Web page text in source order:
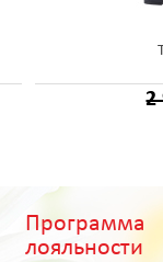
2
Программа
лояльности